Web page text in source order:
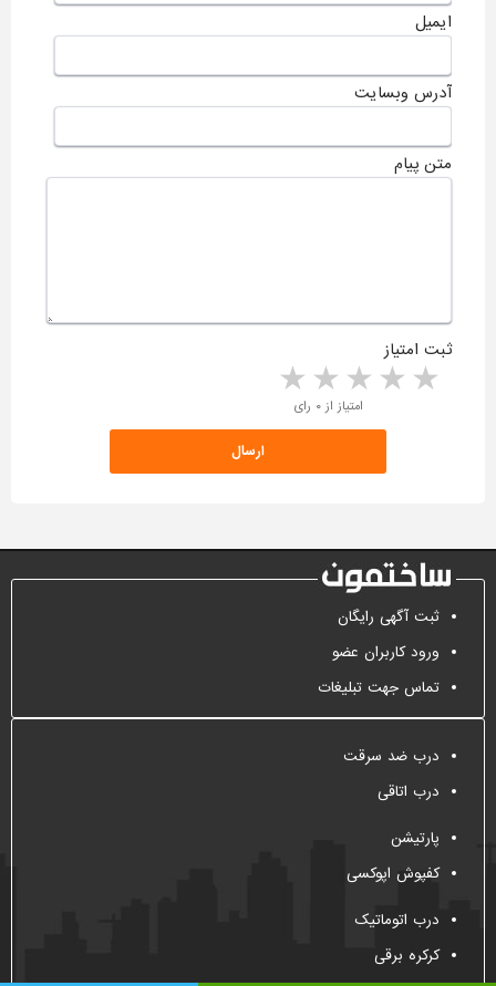
ایمیل
آدرس وبسایت
متن پیام
ثبت امتیاز
4 stars 3 stars 2 stars 1 star امتیاز از ۰ رای
ثبت آگهی رایگان
ورود کاربران عضو
تماس جهت تبلیغات
درب ضد سرقت
درب اتاقی
پارتیشن
کفپوش اپوکسی
درب اتوماتیک
کرکره برقی